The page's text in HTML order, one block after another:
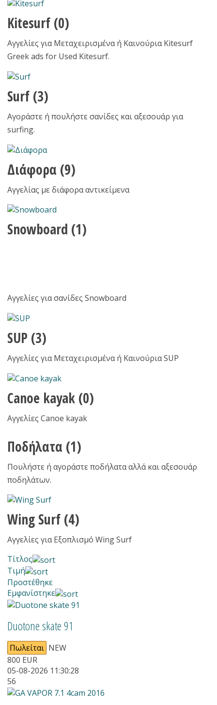
Kitesurf (0)
Αγγελίες για Μεταχειρισμένα ή Καινούρια Kitesurf
Greek ads for Used Kitesurf.
Surf (3)
Αγοράστε ή πουλήστε σανίδες και αξεσουάρ για
surfing.
Διάφορα (9)
Αγγελίας με διάφορα αντικείμενα
Snowboard (1)
Αγγελίες για σανίδες Snowboard
SUP (3)
Αγγελίες για Μεταχειρισμένα ή Καινούρια SUP
Canoe kayak (0)
Αγγελίες Canoe kayak
Ποδήλατα (1)
Πουλήστε ή αγοράστε ποδήλατα αλλά και αξεσουάρ
ποδηλάτων.
Wing Surf (4)
Αγγελίες για Εξοπλισμό Wing Surf
Τίτλος
Τιμή
Προστέθηκε
Εμφανίστηκε
Duotone skate 91
Πωλείται NEW
800 EUR
05-08-2026 11:30:28
56